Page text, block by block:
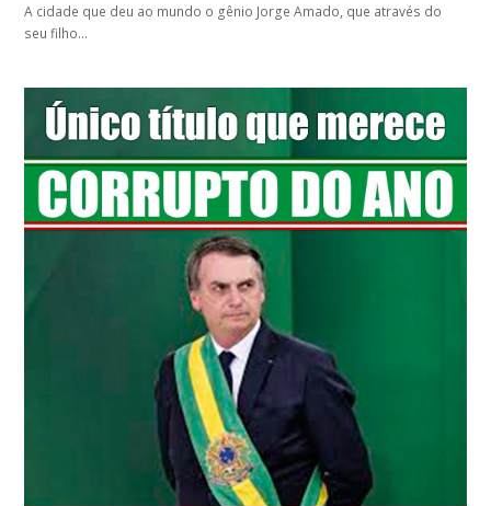
A cidade que deu ao mundo o gênio Jorge Amado, que através do
seu filho…